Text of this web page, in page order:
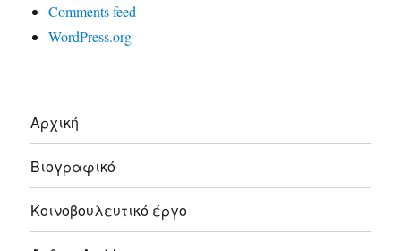
Comments feed
WordPress.org
Αρχική
Βιογραφικό
Κοινοβουλευτικό έργο